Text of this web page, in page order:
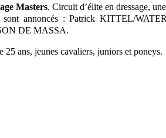
Masters. Circuit d’élite en dressage,
sont annoncés : Patrick KITTEL/
DE MASSA.
ans, jeunes cavaliers, juniors et poneys.